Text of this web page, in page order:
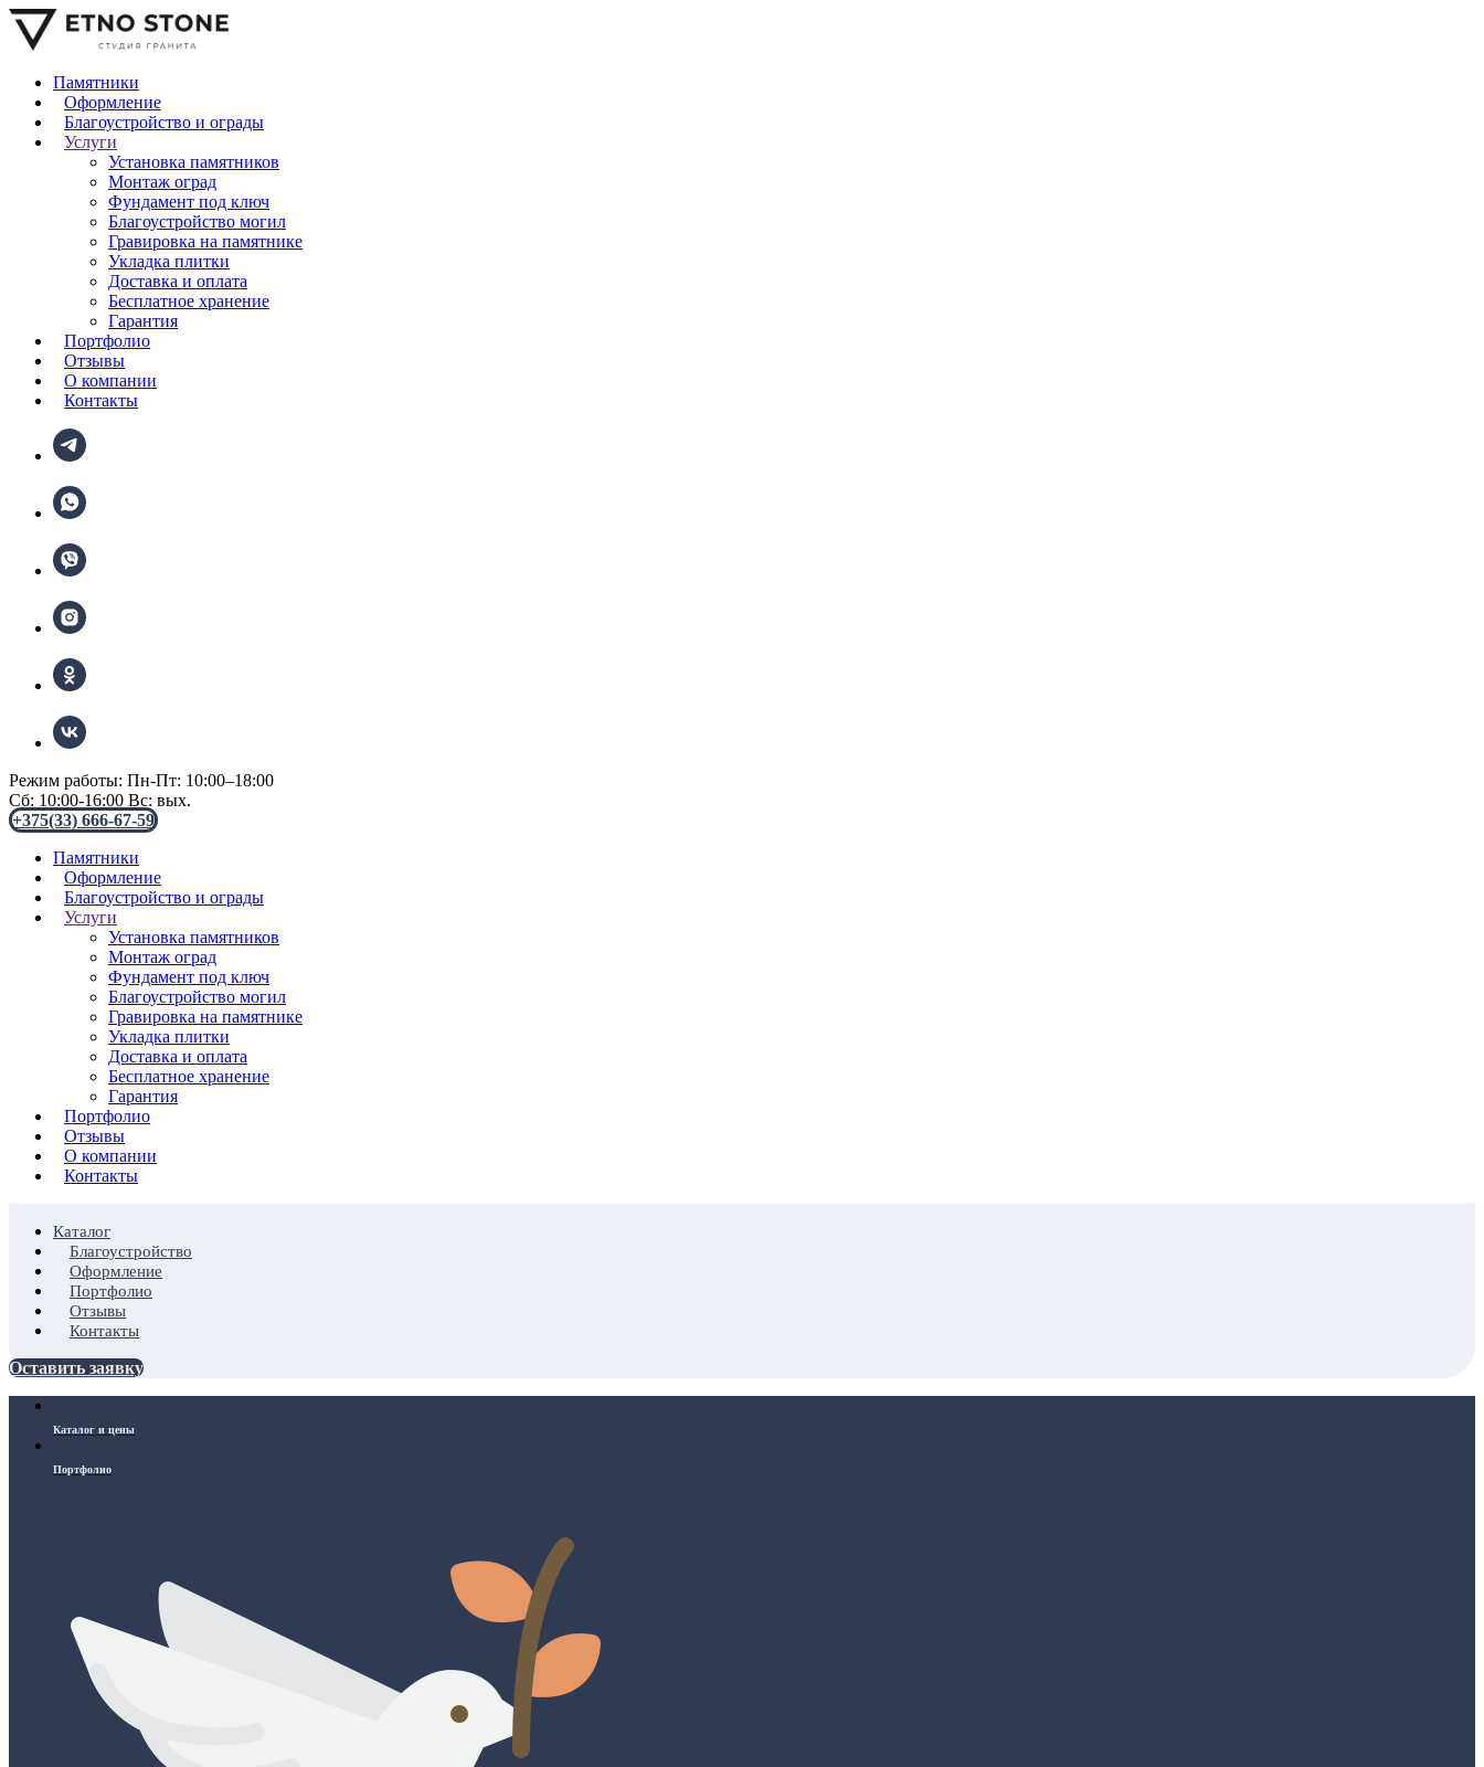
Памятники
Оформление
Благоустройство и ограды
Услуги
Установка памятников
Монтаж оград
Фундамент под ключ
Благоустройство могил
Гравировка на памятнике
Укладка плитки
Доставка и оплата
Бесплатное хранение
Гарантия
Портфолио
Отзывы
О компании
Контакты
Режим работы: Пн-Пт: 10:00–18:00
Сб: 10:00-16:00 Вс: вых.
+375(33) 666-67-59
Памятники
Оформление
Благоустройство и ограды
Услуги
Установка памятников
Монтаж оград
Фундамент под ключ
Благоустройство могил
Гравировка на памятнике
Укладка плитки
Доставка и оплата
Бесплатное хранение
Гарантия
Портфолио
Отзывы
О компании
Контакты
Каталог
Благоустройство
Оформление
Портфолио
Отзывы
Контакты
Оставить заявку
Каталог и цены
Портфолио